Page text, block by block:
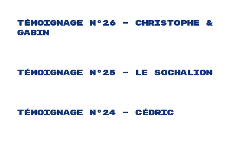
Témoignage N°26 – Christophe &
Gabin
Témoignage N°25 – Le Sochalion
Témoignage N°24 – Cédric